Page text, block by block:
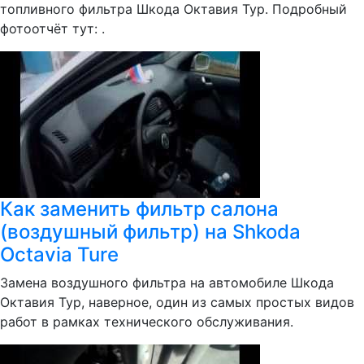
топливного фильтра Шкода Октавия Тур. Подробный
фотоотчёт тут: .
Как заменить фильтр салона
(воздушный фильтр) на Shkoda
Octavia Ture
Замена воздушного фильтра на автомобиле Шкода
Октавия Тур, наверное, один из самых простых видов
работ в рамках технического обслуживания.